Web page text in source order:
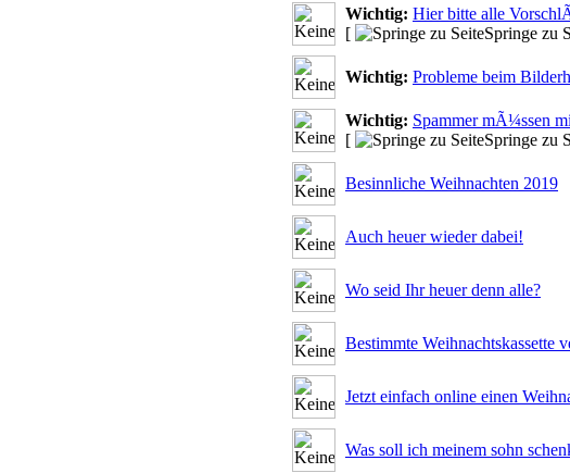
Wichtig: Hier bitte alle
[
Springe zu
Wichtig: Probleme beim
Wichtig: Spammer mÃ¼ssen
[
Springe zu
Besinnliche Weihnachten 2019
Auch heuer wieder dabei!
Wo seid Ihr heuer denn alle?
Bestimmte Weihnachtskassette
Jetzt einfach online einen
Was soll ich meinem sohn